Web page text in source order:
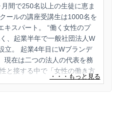
間で250名以上の生徒に恵ま
ールの講座受講生は1000名を
キスパート。 “働く女性のプ
、起業半年で一般社団法人W
立。 起業4年目にWブランデ
現在は二つの法人の代表を務
と接する中で「女性の働き方
く必要がある」と気付き、 女